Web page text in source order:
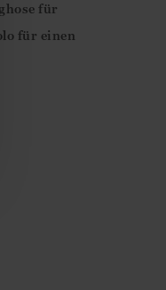
für
für einen